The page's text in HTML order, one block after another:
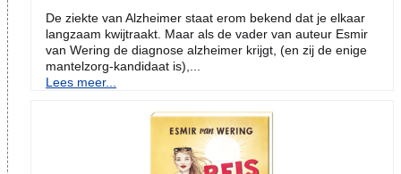
De ziekte van Alzheimer staat erom bekend dat je elkaar
langzaam kwijtraakt. Maar als de vader van auteur Esmir
van Wering de diagnose alzheimer krijgt, (en zij de enige
mantelzorg-kandidaat is),...
Lees meer...